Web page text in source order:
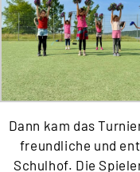
Dann kam das
freundliche und
Schulhof. Die